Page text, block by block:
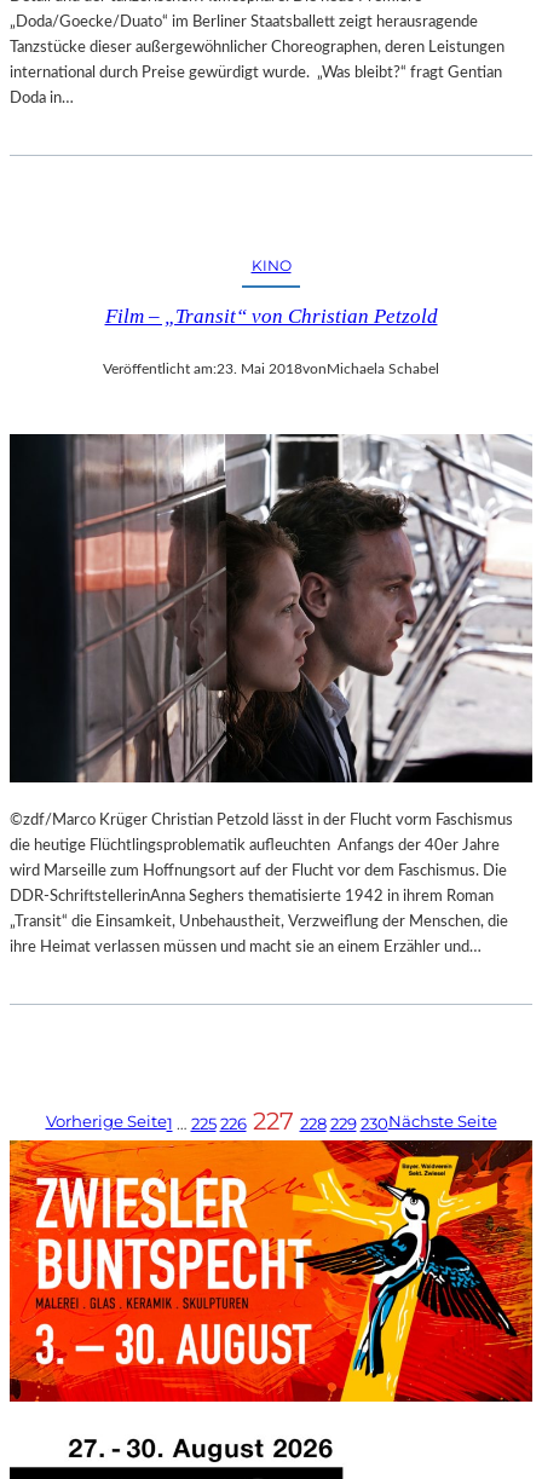
„Doda/Goecke/Duato“ im Berliner Staatsballett zeigt herausragende
Tanzstücke dieser außergewöhnlicher Choreographen, deren Leistungen
international durch Preise gewürdigt wurde. „Was bleibt?“ fragt Gentian
Doda in…
KINO
Film – „Transit“ von Christian Petzold
Veröffentlicht am:23. Mai 2018von Michaela Schabel
©zdf/Marco Krüger Christian Petzold lässt in der Flucht vorm Faschismus
die heutige Flüchtlingsproblematik aufleuchten Anfangs der 40er Jahre
wird Marseille zum Hoffnungsort auf der Flucht vor dem Faschismus. Die
DDR-SchriftstellerinAnna Seghers thematisierte 1942 in ihrem Roman
„Transit“ die Einsamkeit, Unbehaustheit, Verzweiflung der Menschen, die
ihre Heimat verlassen müssen und macht sie an einem Erzähler und…
Vorherige Seite1 … 225 226 227 228 229 230Nächste Seite